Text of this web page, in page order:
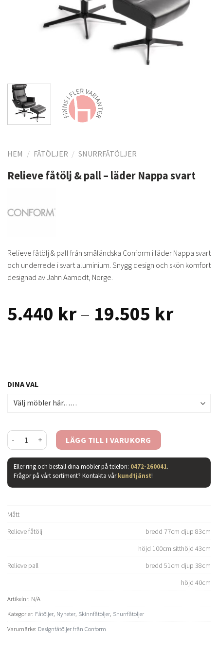
HEM / FÅTÖLJER / SNURRFÅTÖLJER
Relieve fåtölj & pall – läder Nappa svart
Relieve fåtölj & pall från småländska Conform i läder Nappa svart
och underrede i svart aluminium. Snygg design och skön komfort
designad av Jahn Aamodt, Norge.
5.440 kr – 19.505 kr
DINA VAL
Relieve fåtölj & pall - läder Nappa svart mängd
LÄGG TILL I VARUKORG
Eller ring och beställ dina möbler på telefon: 0472-260041.
Frågor på vårt sortiment? Kontakta vårkundtjänst!
Mått
Relieve fåtölj
bredd 77cm djup 83cm
höjd 100cm sitthöjd 43cm
Relieve pall
bredd 51cm djup 38cm
höjd 40cm
Artikelnr: N/A
Kategorier: Fåtöljer Nyheter Skinnfåtöljer Snurrfåtöljer
Varumärke: Designfåtöljer från Conform